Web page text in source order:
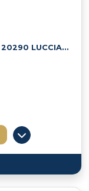
GARAGE 18M² RESIDENCE PETINELLA 20290 LUCCIANA